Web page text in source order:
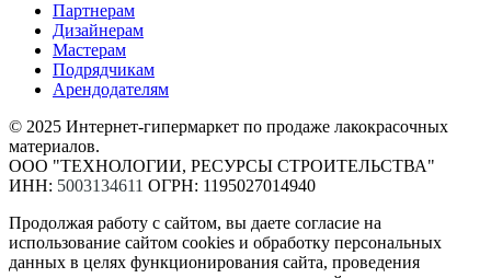
Партнерам
Дизайнерам
Мастерам
Подрядчикам
Арендодателям
© 2025 Интернет-гипермаркет по продаже лакокрасочных
материалов.
ООО "ТЕХНОЛОГИИ, РЕСУРСЫ СТРОИТЕЛЬСТВА"
ИНН: 5003134611 ОГРН: 1195027014940
Продолжая работу с сайтом, вы даете согласие на
использование сайтом cookies и обработку персональных
данных в целях функционирования сайта, проведения